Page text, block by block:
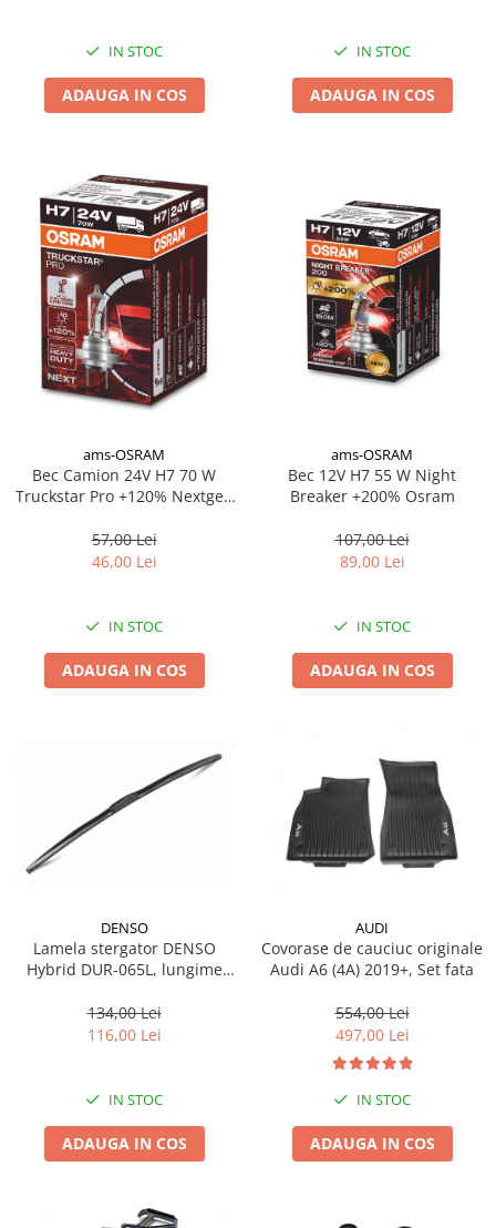
IN STOC
ADAUGA IN COS
IN STOC
ADAUGA IN COS
ams-OSRAM
Bec Camion 24V H7 70 W
Truckstar Pro +120% Nextgen
57,00 Lei
46,00 Lei
IN STOC
ADAUGA IN COS
ams-OSRAM
Bec 12V H7 55 W Night
Breaker +200% Osram
107,00 Lei
89,00 Lei
IN STOC
ADAUGA IN COS
DENSO
Lamela stergator DENSO
Hybrid DUR-065L, lungime
stergator hibrida
134,00 Lei
116,00 Lei
IN STOC
ADAUGA IN COS
AUDI
Covorase de cauciuc originale
Audi A6 (4A) 2019+, Set fata
554,00 Lei
497,00 Lei
IN STOC
ADAUGA IN COS